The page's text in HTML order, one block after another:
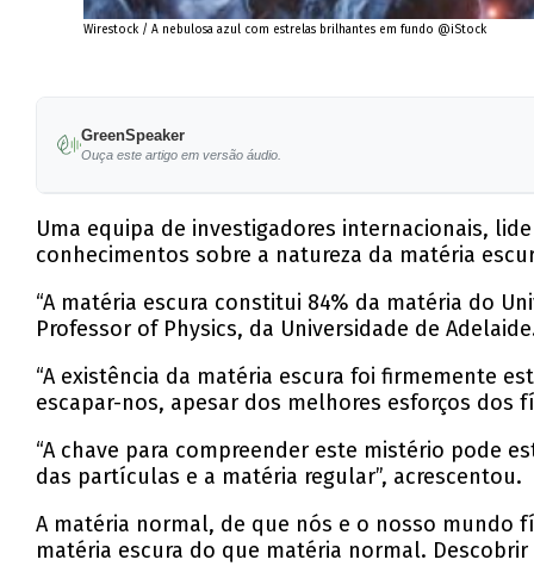
Wirestock / A nebulosa azul com estrelas brilhantes em fundo @iStock
GreenSpeaker
Ouça este artigo em versão áudio.
Uma equipa de investigadores internacionais,
conhecimentos sobre a natureza da matéria
“A matéria escura constitui 84% da matéria do
Professor of Physics, da Universidade de
“A existência da matéria escura foi firmemente
escapar-nos, apesar dos melhores esforços dos
“A chave para compreender este mistério pode
das partículas e a matéria regular”, acrescentou.
A matéria normal, de que nós e o nosso mundo
matéria escura do que matéria normal.